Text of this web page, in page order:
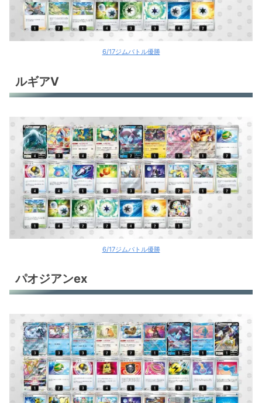
6/17ジムバトル優勝
ルギアV
6/17ジムバトル優勝
パオジアンex